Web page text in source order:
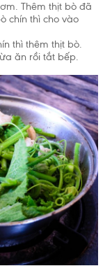
Thêm thịt bò đã
chín thì cho vào
thì thêm thịt bò.
ăn rồi tắt bếp.